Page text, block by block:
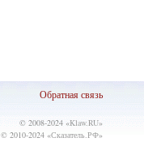
Обратная связь
© 2008-2024 «Klaw.RU»
© 2010-2024 «Сказатель.РФ»